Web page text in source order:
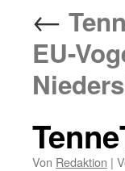
←
EU-
Von Redaktion |